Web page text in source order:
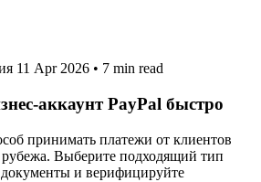
11 Apr 2026 • 7 min read
PayPal быстро
принимать платежи от клиентов
рубежа. Выберите подходящий тип
документы и верифицируйте